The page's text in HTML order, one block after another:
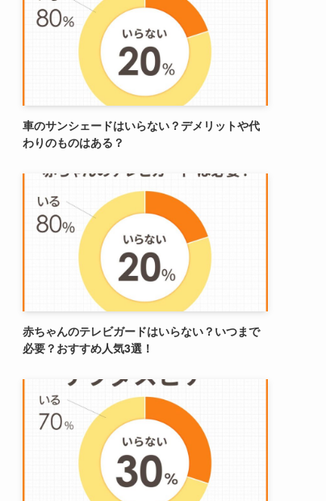
車のサンシェードはいらない？デメリットや代
わりのものはある？
赤ちゃんのテレビガードはいらない？いつまで
必要？おすすめ人気3選！